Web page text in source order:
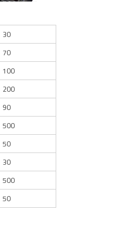
30
70
100
200
90
500
50
30
500
50